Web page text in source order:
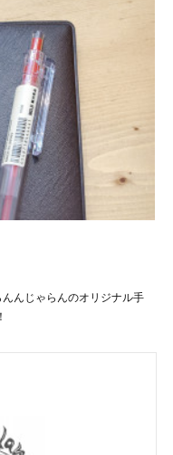
んじゃらんのオリジナル手